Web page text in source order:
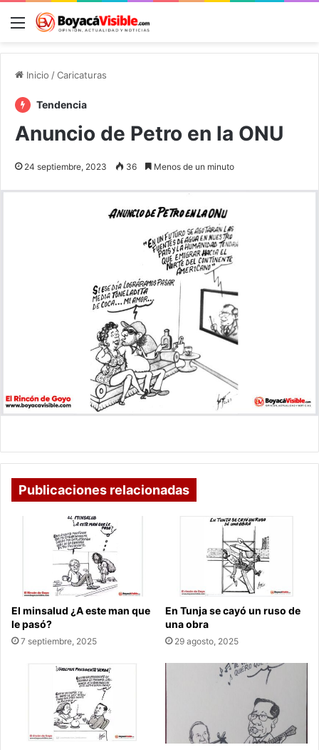
Menú
Inicio /Caricaturas
Tendencia
Anuncio de Petro en la ONU
24 septiembre, 2023 36 Menos de un minuto
Publicaciones relacionadas
El minsalud ¿A este man que
le pasó?
7 septiembre, 2025
En Tunja se cayó un ruso de
una obra
29 agosto, 2025